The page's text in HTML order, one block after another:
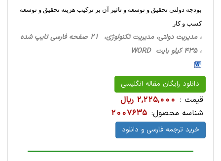
بودجه دولتی تحقیق و توسعه و تاثیر آن بر ترکیب هزینه تحقیق و توسعه
کسب و کار
، مدیریت دولتی، مدیریت تکنولوژی، 21 صفحه فارسی تایپ شده
، 435 کیلو بایت WORD
دانلود رایگان مقاله انگلیسی
قیمت : 2,225,000 ریال
شناسه محصول: 2007635
خرید ترجمه فارسی و دانلود